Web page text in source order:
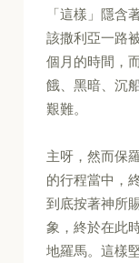
「這樣」隱含
該撒利亞一路
個月的時間，
餓、黑暗、沉
艱難。
主呀，然而保
的行程當中，
到底按著神所
象，終於在此
地羅馬。這樣